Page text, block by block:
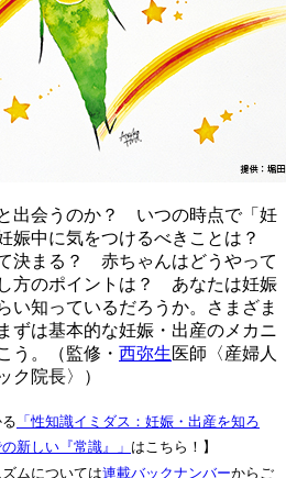
出会うのか？ いつの時点で「妊
娠中に気をつけるべきことは？
決まる？ 赤ちゃんはどうやって
方のポイントは？ あなたは妊娠
い知っているだろうか。さまざま
ずは基本的な妊娠・出産のメカニ
う。（監修・ 西弥生医師〈産婦人
ク院長〉）
「性知識イミダス：妊娠・出産を知ろ
新しい『常識』」 はこちら！】
ムについては連載バックナンバーからご